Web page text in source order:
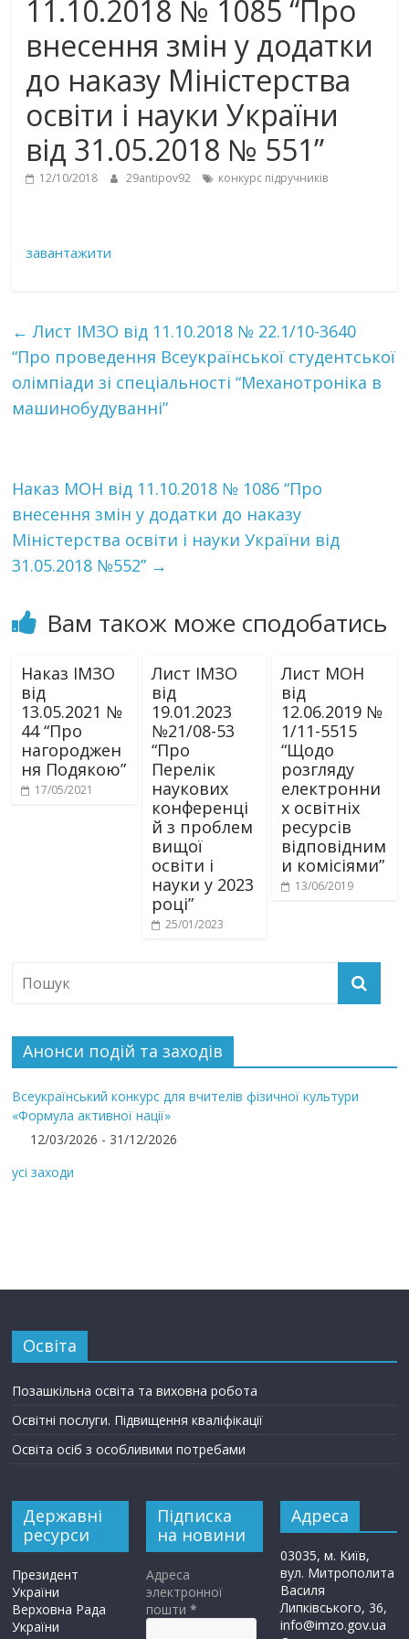
11.10.2018 № 1085 “Про
внесення змін у додатки
до наказу Міністерства
освіти і науки України
від 31.05.2018 № 551”
12/10/2018 29antipov92 конкурс підручників
завантажити
← Лист ІМЗО від 11.10.2018 № 22.1/10-3640
“Про проведення Всеукраїнської студентської
олімпіади зі спеціальності “Механотроніка в
машинобудуванні”
Наказ МОН від 11.10.2018 № 1086 “Про
внесення змін у додатки до наказу
Міністерства освіти і науки України від
31.05.2018 №552” →
Вам також може сподобатись
Наказ ІМЗО
від
13.05.2021 №
44 “Про
нагороджен
ня Подякою”
17/05/2021
Лист ІМЗО
від
19.01.2023
№21/08-53
“Про
Перелік
наукових
конференці
й з проблем
вищої
освіти і
науки у 2023
році”
25/01/2023
Лист МОН
від
12.06.2019 №
1/11-5515
“Щодо
розгляду
електронни
х освітніх
ресурсів
відповідним
и комісіями”
13/06/2019
Анонси подій та заходів
Всеукраїнський конкурс для вчителів фізичної культури
«Формула активної нації»
12/03/2026 - 31/12/2026
усі заходи
Освіта
Позашкільна освіта та виховна робота
Освітні послуги. Підвищення кваліфікації
Освіта осіб з особливими потребами
Державні
ресурси
Президент
України
Верховна Рада
України
Підписка
на новини
Адреса
электронної
пошти*
Адреса
03035, м. Київ,
вул. Митрополита
Василя
Липківського, 36,
info@imzo.gov.ua